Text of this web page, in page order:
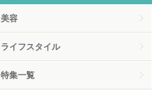
美容
ライフスタイル
特集一覧